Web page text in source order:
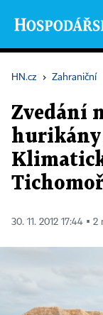
HN.cz › Zahraniční
Zvedání
hurikány
30. 11. 2012 17:44 ▪